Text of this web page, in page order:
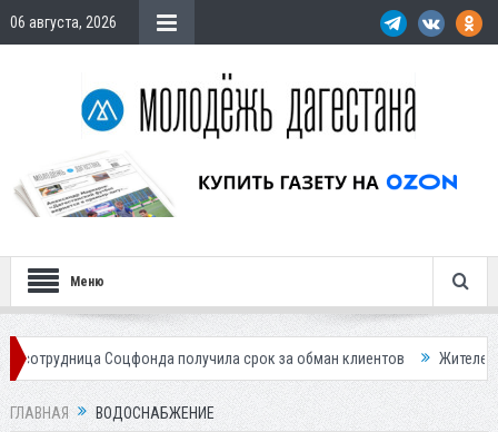
06 августа, 2026
Меню
получила срок за обман клиентов Жителей Дагестана
ГЛАВНАЯ ВОДОСНАБЖЕНИЕ